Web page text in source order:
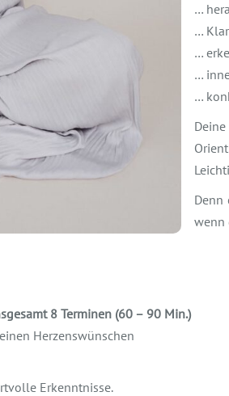
…
…
…
…
…
wenn
8 Terminen (60 – 90 Min.)
Herzenswünschen
Erkenntnisse.